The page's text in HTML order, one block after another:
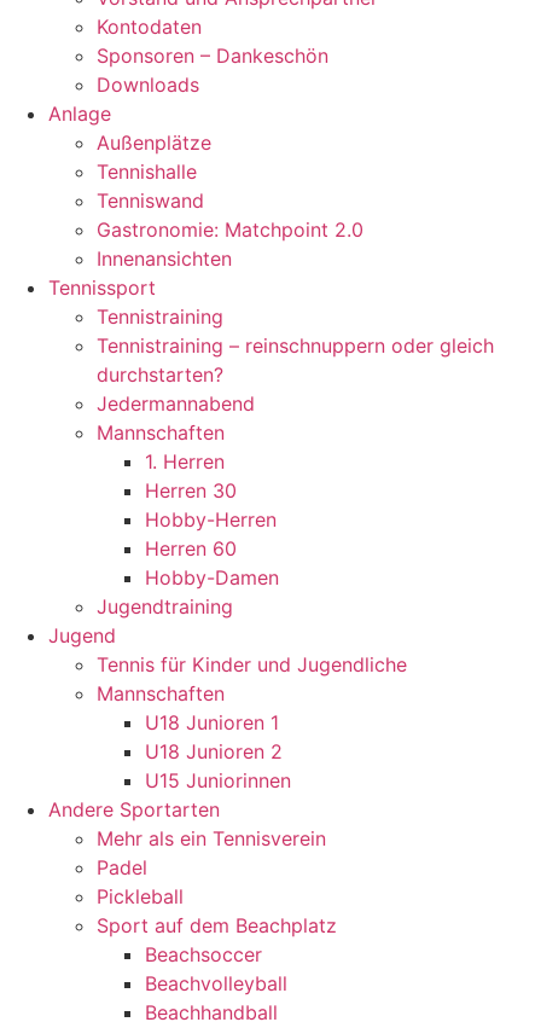
Kontodaten
Sponsoren – Dankeschön
Downloads
Anlage
Außenplätze
Tennishalle
Tenniswand
Gastronomie: Matchpoint 2.0
Innenansichten
Tennissport
Tennistraining
Tennistraining – reinschnuppern oder gleich
durchstarten?
Jedermannabend
Mannschaften
1. Herren
Herren 30
Hobby-Herren
Herren 60
Hobby-Damen
Jugendtraining
Jugend
Tennis für Kinder und Jugendliche
Mannschaften
U18 Junioren 1
U18 Junioren 2
U15 Juniorinnen
Andere Sportarten
Mehr als ein Tennisverein
Padel
Pickleball
Sport auf dem Beachplatz
Beachsoccer
Beachvolleyball
Beachhandball